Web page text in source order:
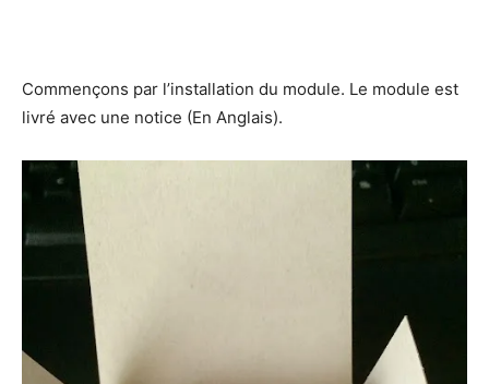
Commençons par l’installation du module. Le module est
livré avec une notice (En Anglais).